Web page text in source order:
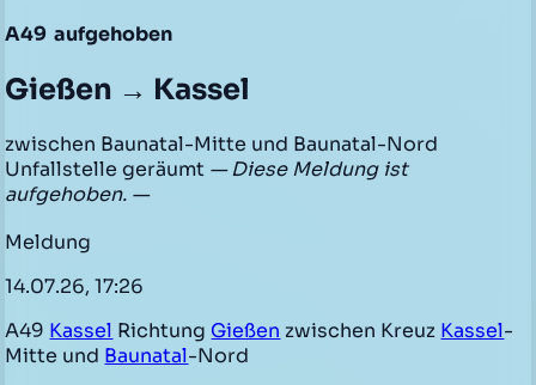
A49 aufgehoben
Gießen → Kassel
zwischen Baunatal-Mitte und Baunatal-Nord
Unfallstelle geräumt — Diese Meldung ist
aufgehoben. —
Meldung
14.07.26, 17:26
A49 Kassel Richtung Gießen zwischen Kreuz Kassel-
Mitte und Baunatal-Nord